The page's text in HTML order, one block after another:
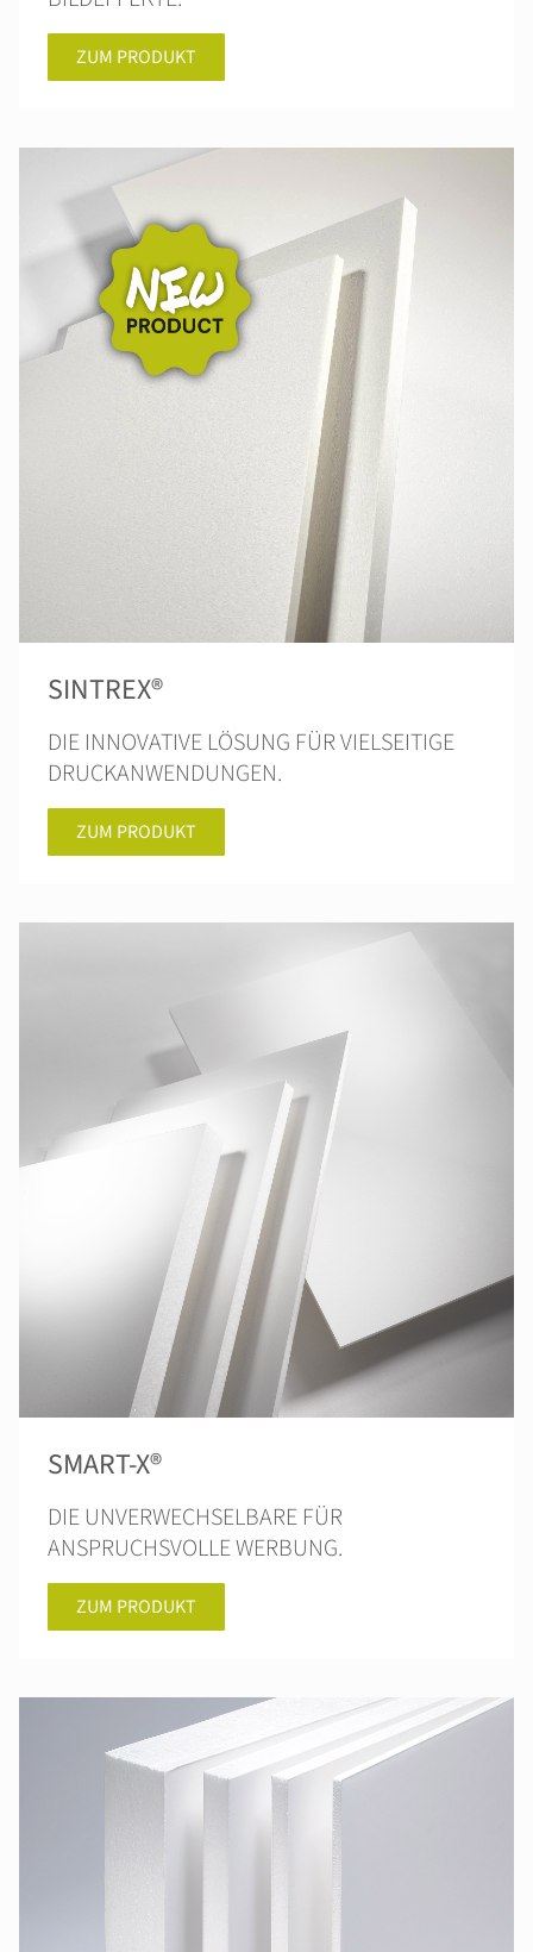
ZUM PRODUKT
SINTREX®
DIE INNOVATIVE LÖSUNG FÜR VIELSEITIGE
DRUCKANWENDUNGEN.
ZUM PRODUKT
SMART-X®
DIE UNVERWECHSELBARE FÜR
ANSPRUCHSVOLLE WERBUNG.
ZUM PRODUKT